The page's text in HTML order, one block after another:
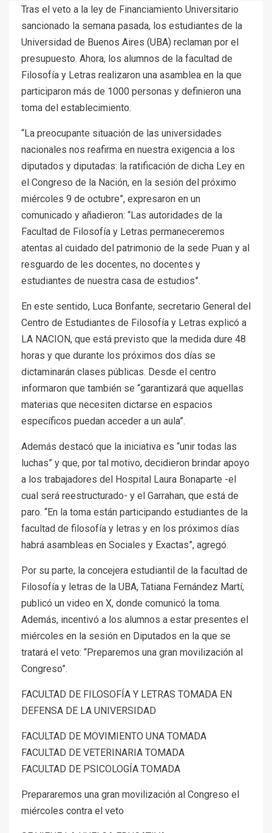
Tras el veto a la ley de Financiamiento Universitario
sancionado la semana pasada, los estudiantes de la
Universidad de Buenos Aires (UBA) reclaman por el
presupuesto. Ahora, los alumnos de la facultad de
Filosofía y Letras realizaron una asamblea en la que
participaron más de 1000 personas y definieron una
toma del establecimiento.
“La preocupante situación de las universidades
nacionales nos reafirma en nuestra exigencia a los
diputados y diputadas: la ratificación de dicha Ley en
el Congreso de la Nación, en la sesión del próximo
miércoles 9 de octubre”, expresaron en un
comunicado y añadieron: “Las autoridades de la
Facultad de Filosofía y Letras permaneceremos
atentas al cuidado del patrimonio de la sede Puan y al
resguardo de les docentes, no docentes y
estudiantes de nuestra casa de estudios”.
En este sentido, Luca Bonfante, secretario General del
Centro de Estudiantes de Filosofía y Letras explicó a
LA NACION, que está previsto que la medida dure 48
horas y que durante los próximos dos días se
dictaminarán clases públicas. Desde el centro
informaron que también se “garantizará que aquellas
materias que necesiten dictarse en espacios
específicos puedan acceder a un aula”.
Además destacó que la iniciativa es “unir todas las
luchas” y que, por tal motivo, decidieron brindar apoyo
a los trabajadores del Hospital Laura Bonaparte -el
cual será reestructurado- y el Garrahan, que está de
paro. “En la toma están participando estudiantes de la
facultad de filosofía y letras y en los próximos días
habrá asambleas en Sociales y Exactas”, agregó.
Por su parte, la concejera estudiantil de la facultad de
Filosofía y letras de la UBA, Tatiana Fernández Martí,
publicó un video en X, donde comunicó la toma.
Además, incentivó a los alumnos a estar presentes el
miércoles en la sesión en Diputados en la que se
tratará el veto: “Preparemos una gran movilización al
Congreso”.
FACULTAD DE FILOSOFÍA Y LETRAS TOMADA EN
DEFENSA DE LA UNIVERSIDAD
FACULTAD DE MOVIMIENTO UNA TOMADA
FACULTAD DE VETERINARIA TOMADA
FACULTAD DE PSICOLOGÍA TOMADA
Prepararemos una gran movilización al Congreso el
miércoles contra el veto